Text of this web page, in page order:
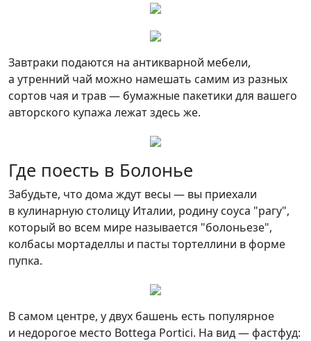
Завтраки подаются на антикварной мебели,
а утренний чай можно намешать самим из разных
сортов чая и трав — бумажные пакетики для вашего
авторского купажа лежат здесь же.
Где поесть в Болонье
Забудьте, что дома ждут весы — вы приехали
в кулинарную столицу Италии, родину соуса "рагу",
который во всем мире называется "болоньезе",
колбасы мортаделлы и пасты тортеллини в форме
пупка.
В самом центре, у двух башень есть популярное
и недорогое место Bottega Portici. На вид — фастфуд: